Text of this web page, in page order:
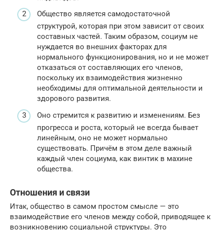
Общество является самодостаточной
структурой, которая при этом зависит от своих
составных частей. Таким образом, социум не
нуждается во внешних факторах для
нормального функционирования, но и не может
отказаться от составляющих его членов,
поскольку их взаимодействия жизненно
необходимы для оптимальной деятельности и
здорового развития.
Оно стремится к развитию и изменениям. Без
прогресса и роста, который не всегда бывает
линейным, оно не может нормально
существовать. Причём в этом деле важный
каждый член социума, как винтик в махине
общества.
Отношения и связи
Итак, общество в самом простом смысле — это
взаимодействие его членов между собой, приводящее к
возникновению социальной структуры. Это